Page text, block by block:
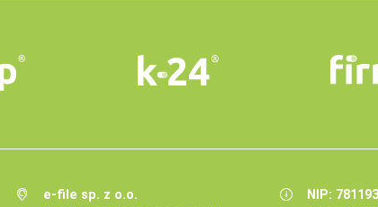
e-file sp. z o.o.
NIP: